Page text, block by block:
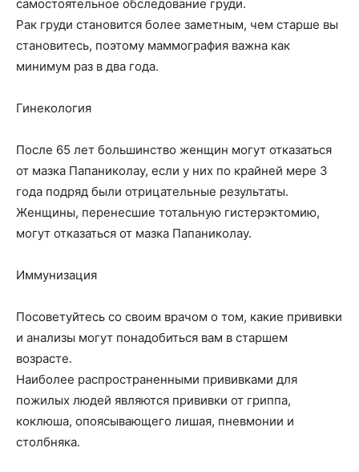
самостоятельное обследование груди.
Рак груди становится более заметным, чем старше вы
становитесь, поэтому маммография важна как
минимум раз в два года.
Гинекология
После 65 лет большинство женщин могут отказаться
от мазка Папаниколау, если у них по крайней мере 3
года подряд были отрицательные результаты.
Женщины, перенесшие тотальную гистерэктомию,
могут отказаться от мазка Папаниколау.
Иммунизация
Посоветуйтесь со своим врачом о том, какие прививки
и анализы могут понадобиться вам в старшем
возрасте.
Наиболее распространенными прививками для
пожилых людей являются прививки от гриппа,
коклюша, опоясывающего лишая, пневмонии и
столбняка.